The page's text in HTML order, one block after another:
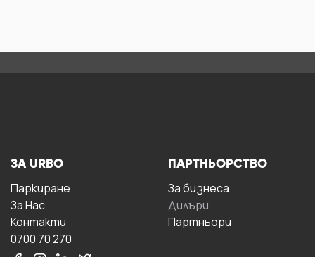
ЗА URBO
Паркиране
За Hас
Контакти
0700 70 270
ПАРТНЬОРСТВО
За бизнесa
Дилъри
Партньори